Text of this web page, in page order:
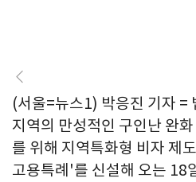
(서울=뉴스1) 박응진 기자 =
지역의 만성적인 구인난 완
를 위해 지역특화형 비자 제
고용특례'를 신설해 오는 18